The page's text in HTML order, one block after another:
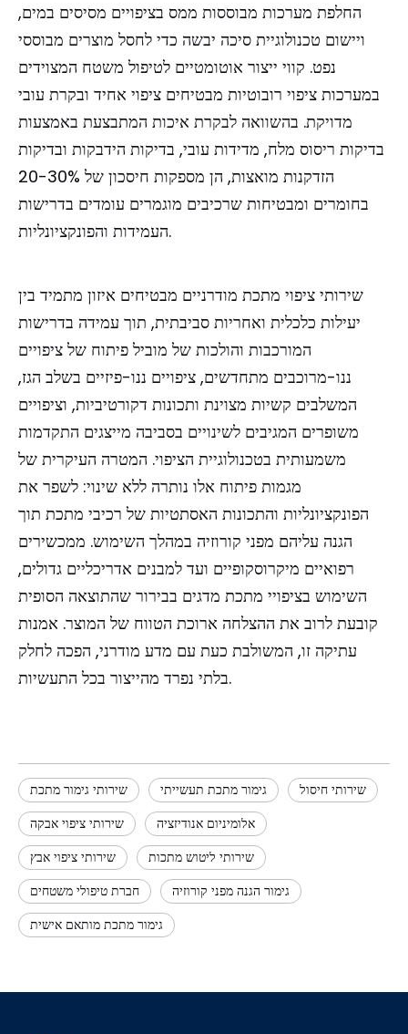
החלפת מערכות מבוססות ממס בציפויים מסיסים במים,
ויישום טכנולוגיית סיכה יבשה כדי לחסל מוצרים מבוססי
נפט. קווי ייצור אוטומטיים לטיפול משטח המצוידים
במערכות ציפוי רובוטיות מבטיחים ציפוי אחיד ובקרת עובי
מדויקת. בהשוואה לבקרת איכות המתבצעת באמצעות
בדיקות ריסוס מלח, מדידות עובי, בדיקות הידבקות ובדיקות
הזדקנות מואצות, הן מספקות חיסכון של 20-30%
בחומרים ומבטיחות שרכיבים מוגמרים עומדים בדרישות
העמידות והפונקציונליות.
שירותי ציפוי מתכת מודרניים מבטיחים איזון מתמיד בין
יעילות כלכלית ואחריות סביבתית, תוך עמידה בדרישות
המורכבות והולכות של מוביל פיתוח של ציפויים
ננו-מרוכבים מתחדשים, ציפויים ננו-פיזיים בשלב הגז,
המשלבים קשיות מצוינת ותכונות דקורטיביות, וציפויים
משופרים המגיבים לשינויים בסביבה מייצגים התקדמות
משמעותית בטכנולוגיית הציפוי. המטרה העיקרית של
מגמות פיתוח אלו נותרה ללא שינוי: לשפר את
הפונקציונליות והתכונות האסתטיות של רכיבי מתכת תוך
הגנה עליהם מפני קורוזיה במהלך השימוש. ממכשירים
רפואיים מיקרוסקופיים ועד למבנים אדריכליים גדולים,
השימוש בציפויי מתכת מדגים בבירור שהתוצאה הסופית
קובעת לרוב את ההצלחה ארוכת הטווח של המוצר. אמנות
עתיקה זו, המשולבת כעת עם מדע מודרני, הפכה לחלק
בלתי נפרד מהייצור בכל התעשיות.
שירותי גימור מתכת גימור מתכת תעשייתי
שירותי חיסול
שירותי ציפוי אבקה
אלומיניום אנודיזציה
שירותי ציפוי אבץ
שירותי ליטוש מתכות
חברת טיפולי משטחים
גימור הגנה מפני קורוזיה
גימור מתכת מותאם אישית